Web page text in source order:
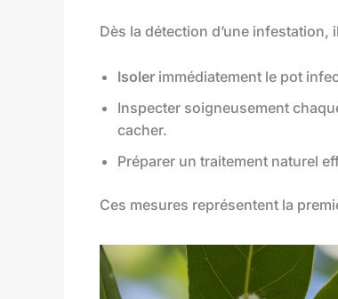
Dès la détection d’une
Isoler immédiatement le pot
Inspecter soigneusement
cacher.
Préparer un traitement naturel
Ces mesures représentent la